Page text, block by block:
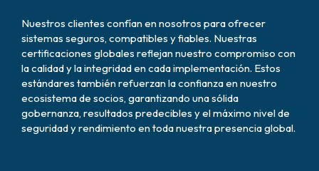
Nuestros clientes confían en nosotros para ofrecer
sistemas seguros, compatibles y fiables. Nuestras
certificaciones globales reflejan nuestro compromiso con
la calidad y la integridad en cada implementación. Estos
estándares también refuerzan la confianza en nuestro
ecosistema de socios, garantizando una sólida
gobernanza, resultados predecibles y el máximo nivel de
seguridad y rendimiento en toda nuestra presencia global.